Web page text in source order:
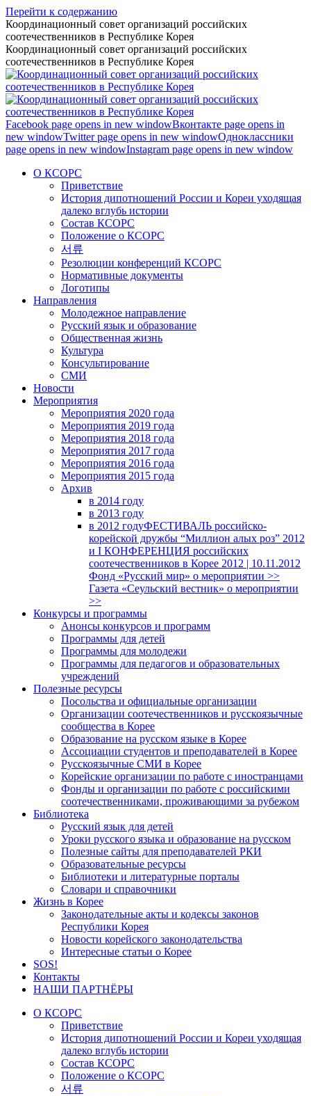
Перейти к содержанию
Координационный совет организаций российских
соотечественников в Республике Корея
Координационный совет организаций российских
соотечественников в Республике Корея
Facebook page opens in new windowВконтакте page opens in
new windowTwitter page opens in new windowОдноклассники
page opens in new windowInstagram page opens in new window
О КСОРС
Приветствие
История дипотношений России и Кореи уходящая
далеко вглубь истории
Состав КСОРС
Положение о КСОРС
서류
Резолюции конференций КСОРС
Нормативные документы
Логотипы
Направления
Молодежное направление
Русский язык и образование
Общественная жизнь
Культура
Консультирование
СМИ
Новости
Мероприятия
Мероприятия 2020 года
Мероприятия 2019 года
Мероприятия 2018 годa
Мероприятия 2017 года
Мероприятия 2016 года
Мероприятия 2015 года
Архив
в 2014 году
в 2013 году
в 2012 годуФЕСТИВАЛЬ российско-
корейской дружбы “Миллион алых роз” 2012
и I КОНФЕРЕНЦИЯ российских
соотечественников в Корее 2012 | 10.11.2012
Фонд «Русский мир» о мероприятии >>
Газета «Сеульский вестник» о мероприятии
>>
Конкурсы и программы
Анонсы конкурсов и программ
Программы для детей
Программы для молодежи
Программы для педагогов и образовательных
учреждений
Полезные ресурсы
Посольства и официальные организации
Организации соотечественников и русскоязычные
сообщества в Корее
Образование на русском языке в Корее
Ассоциации студентов и преподавателей в Корее
Русскоязычные СМИ в Корее
Корейские организации по работе с иностранцами
Фонды и организации по работе с российскими
соотечественниками, проживающими за рубежом
Библиотека
Русский язык для детей
Уроки русского языка и образование на русском
Полезные сайты для преподавателей РКИ
Образовательные ресурсы
Библиотеки и литературные порталы
Словари и справочники
Жизнь в Корее
Законодательные акты и кодексы законов
Республики Корея
Новости корейского законодательства
Интересные статьи о Корее
SOS!
Контакты
НАШИ ПАРТНЁРЫ
О КСОРС
Приветствие
История дипотношений России и Кореи уходящая
далеко вглубь истории
Состав КСОРС
Положение о КСОРС
서류